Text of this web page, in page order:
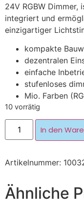
24V RGBW Dimmer,
integriert und
einzigartiger
kompakte
dezentralen
einfache
stufenloses
Mio. Farben
10 vorrätig
In den
Artikelnummer:
Ähnliche